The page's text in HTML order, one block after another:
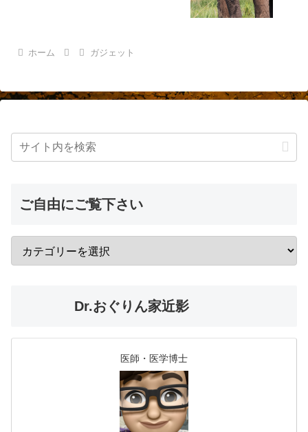
ホーム ガジェット
ご自由にご覧下さい
Dr.おぐりん家近影
医師・医学博士